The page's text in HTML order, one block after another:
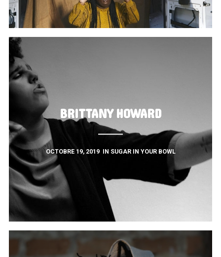
BRITTANY HOWARD
OCTOBRE 19, 2019 IN SUGAR IN YOUR BOWL